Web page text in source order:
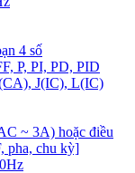
4 số
P, PI, PD, PID
J(IC), L(IC)
~ 3A) hoặc điều
pha, chu kỳ]